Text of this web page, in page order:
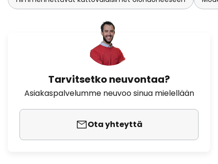
Tarvitsetko neuvontaa?
Asiakaspalvelumme neuvoo sinua mielellään
Ota yhteyttä